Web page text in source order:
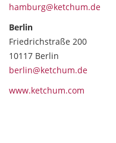
hamburg@ketchum.de
Berlin
Friedrichstraße 200
10117 Berlin
berlin@ketchum.de
www.ketchum.com